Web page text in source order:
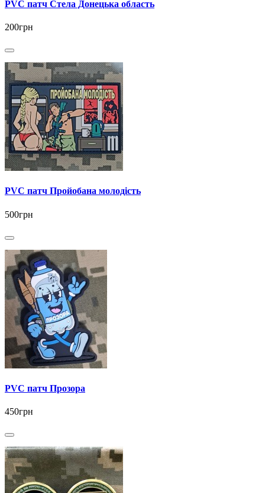
PVC патч Стела Донецька область
200грн
PVC патч Пройобана молодість
500грн
PVC патч Прозора
450грн